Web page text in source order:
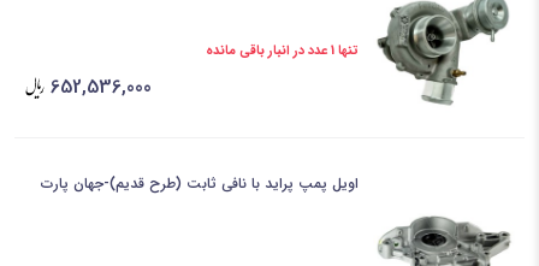
تنها 1 عدد در انبار باقی مانده
652,536,000
اویل پمپ پراید با نافی ثابت (طرح قدیم)-جهان پارت